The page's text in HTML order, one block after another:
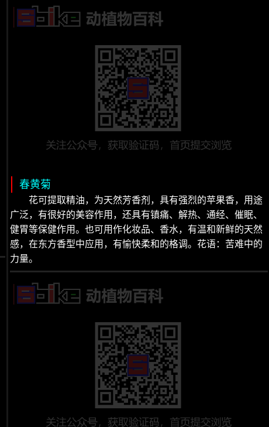
春黄菊
花可提取精油，为天然芳香剂，具有强烈的苹果香，用途
广泛，有很好的美容作用，还具有镇痛、解热、通经、催眠、
健胃等保健作用。也可用作化妆品、香水，有温和新鲜的天然
感，在东方香型中应用，有愉快柔和的格调。花语：苦难中的
力量。